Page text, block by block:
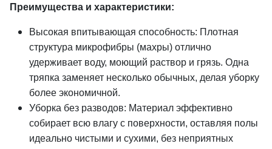
Преимущества и характеристики:
Высокая впитывающая способность: Плотная
структура микрофибры (махры) отлично
удерживает воду, моющий раствор и грязь. Одна
тряпка заменяет несколько обычных, делая уборку
более экономичной.
Уборка без разводов: Материал эффективно
собирает всю влагу с поверхности, оставляя полы
идеально чистыми и сухими, без неприятных